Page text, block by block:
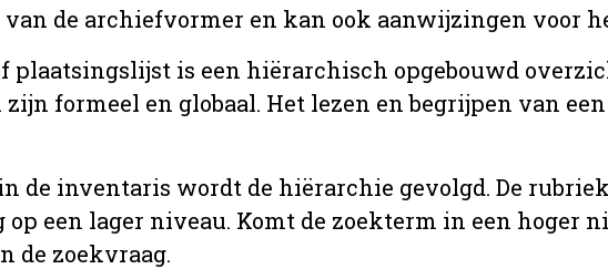
de archiefvormer en kan ook aanwijzingen voor
plaatsingslijst is een hiërarchisch opgebouwd
formeel en globaal. Het lezen en begrijpen van
de inventaris wordt de hiërarchie gevolgd. De
een lager niveau. Komt de zoekterm in een hoger
de zoekvraag.